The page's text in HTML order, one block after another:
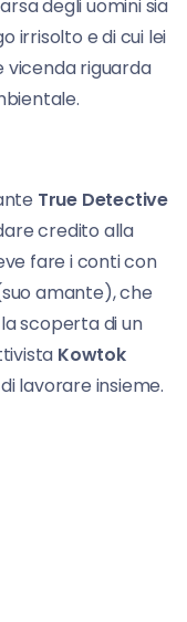
degli uomini sia
irrisolto e di cui lei
vicenda riguarda
True Detective
credito alla
fare i conti con
amante), che
scoperta di un
Kowtok
lavorare insieme.